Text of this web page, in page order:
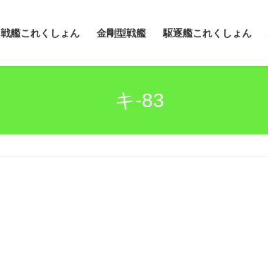
戦艦これくしょん 金剛型戦艦 駆逐艦これくしょん
キ-83